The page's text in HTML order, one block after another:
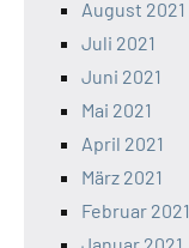
August 2021
Juli 2021
Juni 2021
Mai 2021
April 2021
März 2021
Februar 2021